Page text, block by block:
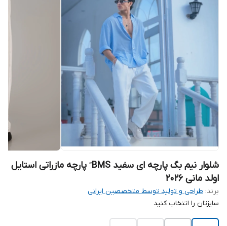
شلوار نیم بگ پارچه ای سفید BMS ٓ پارچه مازراتی استایل
اولد مانی 2026
برند: طراحی و تولید توسط متخصصین ایرانی
سایزتان را انتخاب کنید